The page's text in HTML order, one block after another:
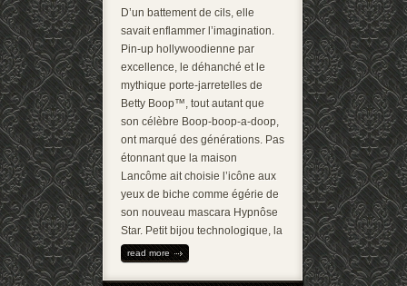
D’un battement de cils, elle
savait enflammer l’imagination.
Pin-up hollywoodienne par
excellence, le déhanché et le
mythique porte-jarretelles de
Betty Boop™, tout autant que
son célèbre Boop-boop-a-doop,
ont marqué des générations. Pas
étonnant que la maison
Lancôme ait choisie l’icône aux
yeux de biche comme égérie de
son nouveau mascara Hypnôse
Star. Petit bijou technologique, la
read more